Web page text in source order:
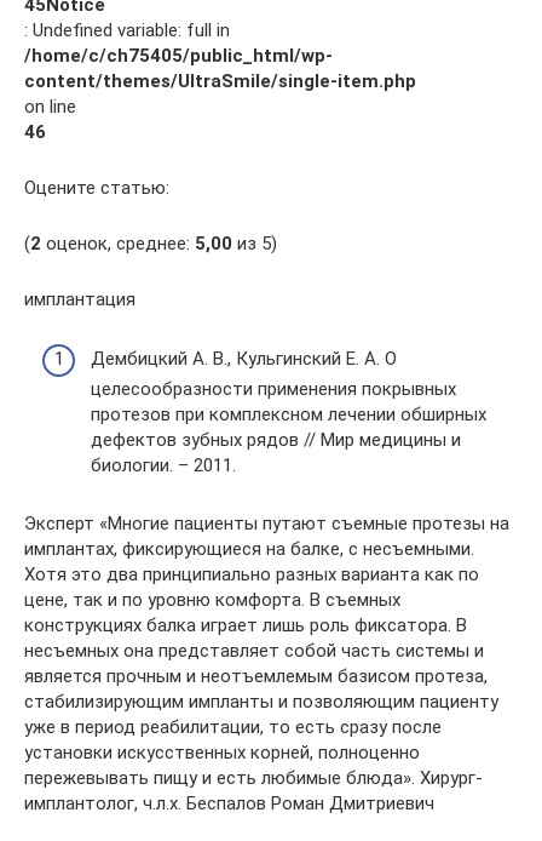
45 Notice
: Undefined variable: full in
/home/c/ch75405/public_html/wp-
content/themes/UltraSmile/single-item.php
on line
46
Оцените статью:
(2 оценок, среднее: 5,00 из 5)
имплантация
Дембицкий А. В., Кульгинский Е. А. О
целесообразности применения покрывных
протезов при комплексном лечении обширных
дефектов зубных рядов // Мир медицины и
биологии. – 2011.
Эксперт «Многие пациенты путают съемные протезы на
имплантах, фиксирующиеся на балке, с несъемными.
Хотя это два принципиально разных варианта как по
цене, так и по уровню комфорта. В съемных
конструкциях балка играет лишь роль фиксатора. В
несъемных она представляет собой часть системы и
является прочным и неотъемлемым базисом протеза,
стабилизирующим импланты и позволяющим пациенту
уже в период реабилитации, то есть сразу после
установки искусственных корней, полноценно
пережевывать пищу и есть любимые блюда». Хирург-
имплантолог, ч.л.х. Беспалов Роман Дмитриевич